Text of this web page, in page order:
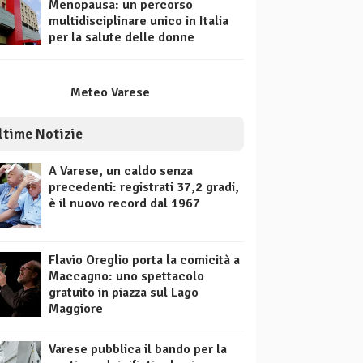
Menopausa: un percorso
multidisciplinare unico in Italia
per la salute delle donne
Meteo Varese
Notizie
A Varese, un caldo senza
precedenti: registrati 37,2 gradi,
è il nuovo record dal 1967
Flavio Oreglio porta la comicità a
Maccagno: uno spettacolo
gratuito in piazza sul Lago
Maggiore
Varese pubblica il bando per la